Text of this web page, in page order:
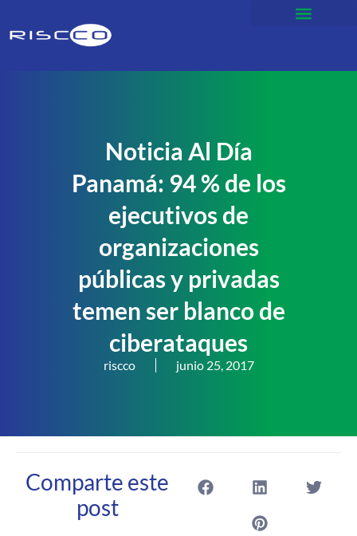
Noticia Al Día
Panamá: 94 % de los
ejecutivos de
organizaciones
públicas y privadas
temen ser blanco de
ciberataques
riscco junio 25, 2017
Comparte este
post